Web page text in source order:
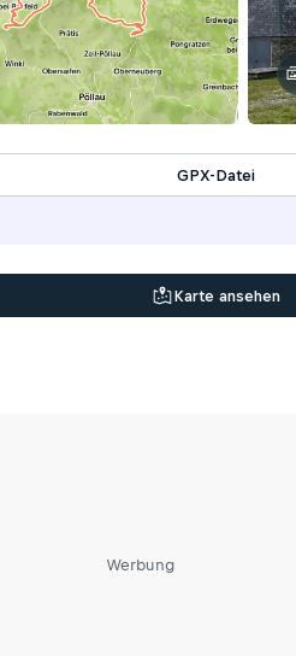
GPX-Datei
Karte ansehen
Werbung